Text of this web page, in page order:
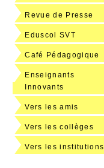
Revue de Presse
Eduscol SVT
Café Pédagogique
Enseignants
Innovants
Vers les amis
Vers les collèges
Vers les institutions